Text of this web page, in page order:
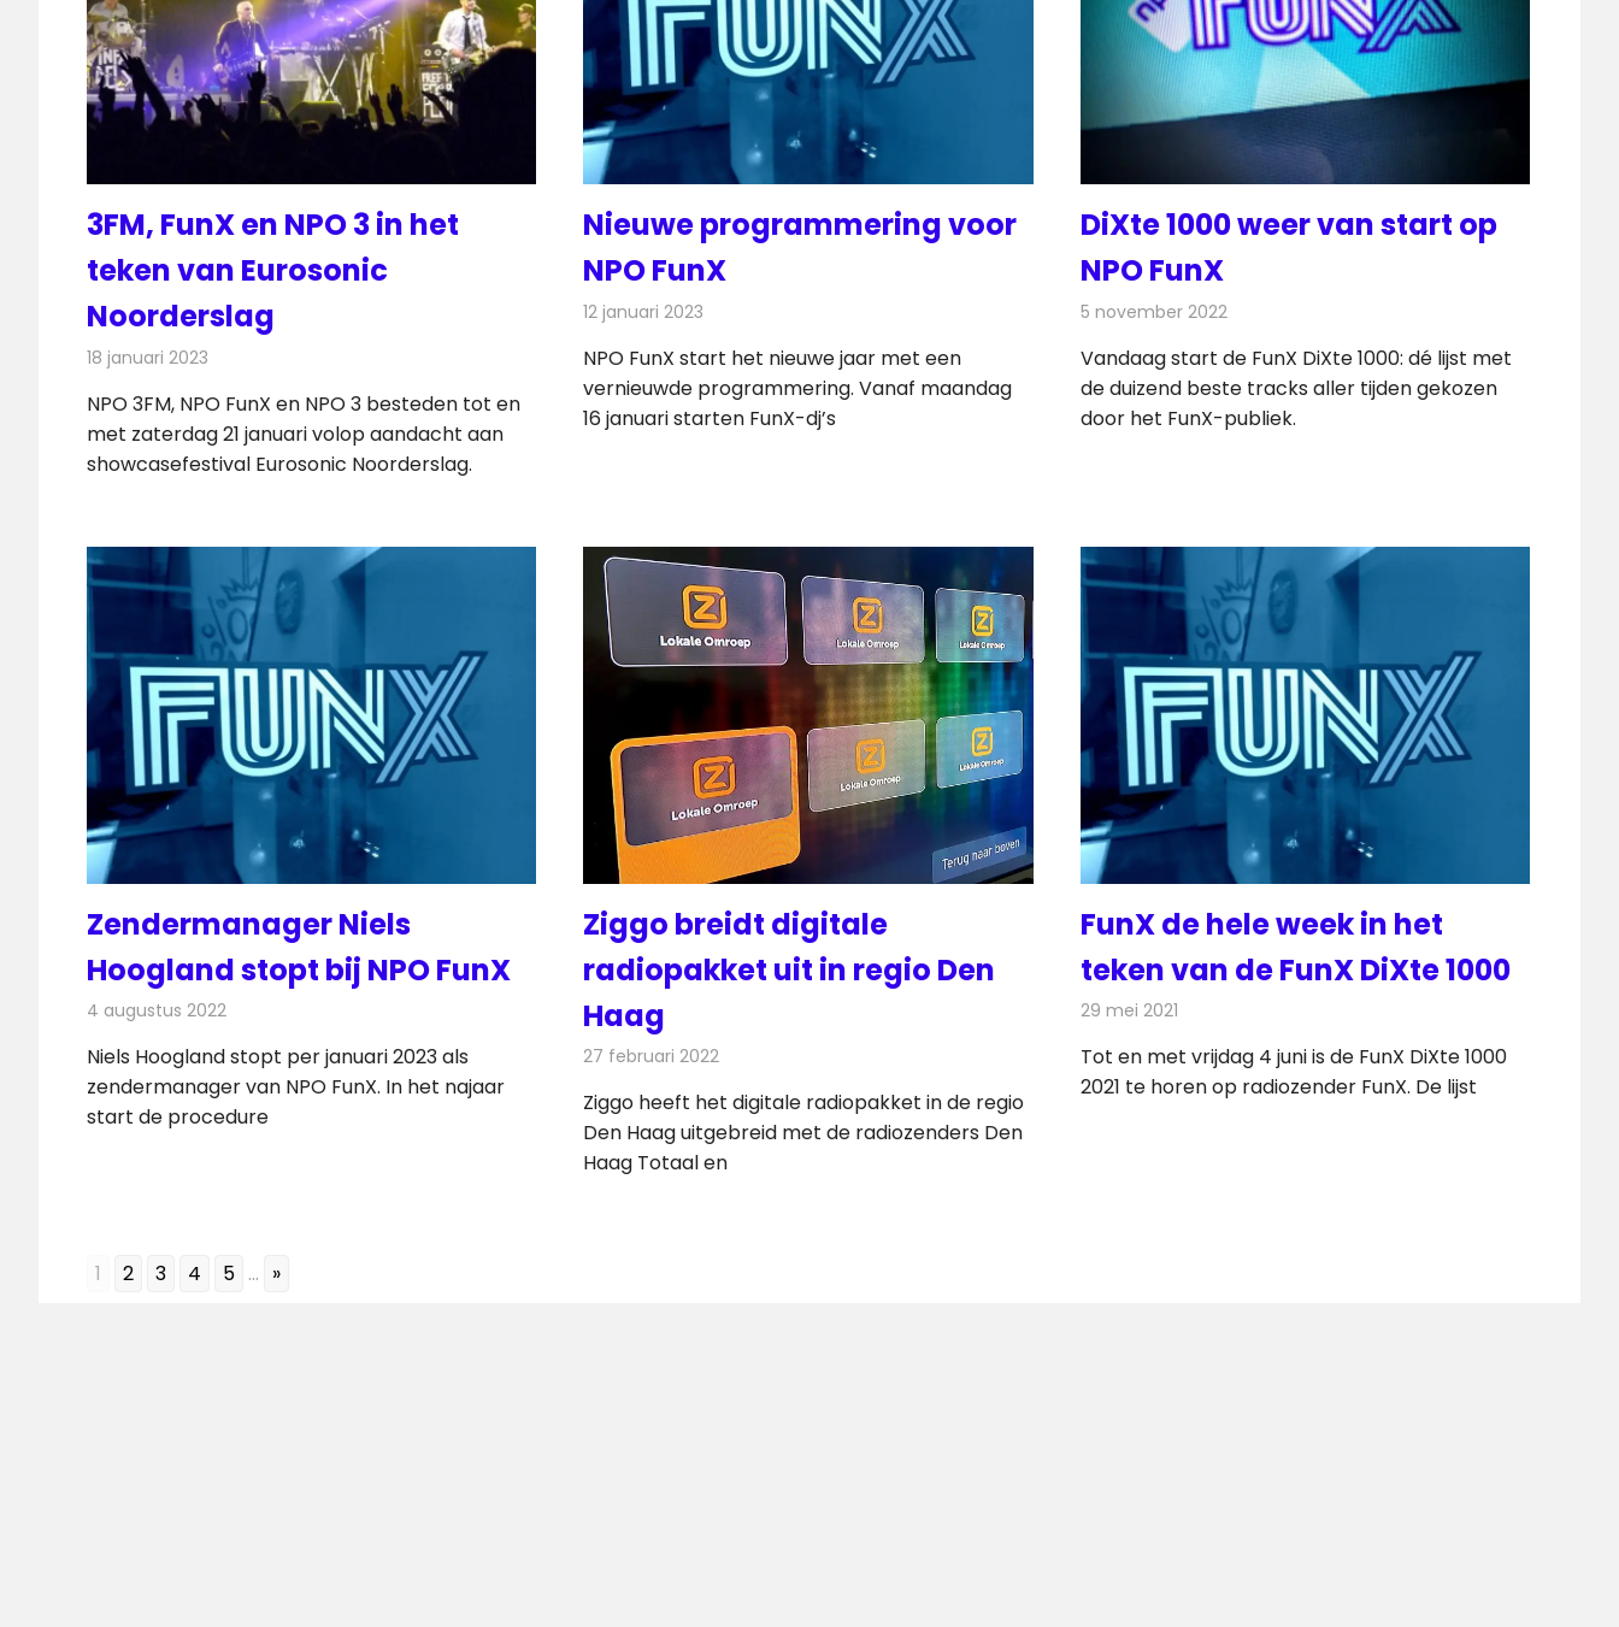
3FM, FunX en NPO 3 in het
teken van Eurosonic
Noorderslag
18 januari 2023
NPO 3FM, NPO FunX en NPO 3 besteden tot en
met zaterdag 21 januari volop aandacht aan
showcasefestival Eurosonic Noorderslag.
Nieuwe programmering voor
NPO FunX
12 januari 2023
NPO FunX start het nieuwe jaar met een
vernieuwde programmering. Vanaf maandag
16 januari starten FunX-dj’s
DiXte 1000 weer van start op
NPO FunX
5 november 2022Redactie
Radionieuws
Vandaag start de FunX DiXte 1000: dé lijst met
de duizend beste tracks aller tijden gekozen
door het FunX-publiek.
Zendermanager Niels
Hoogland stopt bij NPO FunX
4 augustus 2022
Niels Hoogland stopt per januari 2023 als
zendermanager van NPO FunX. In het najaar
start de procedure
Ziggo breidt digitale
radiopakket uit in regio Den
Haag
27 februari 2022
Ziggo heeft het digitale radiopakket in de regio
Den Haag uitgebreid met de radiozenders Den
Haag Totaal en
FunX de hele week in het
teken van de FunX DiXte 1000
29 mei 2021
Tot en met vrijdag 4 juni is de FunX DiXte 1000
2021 te horen op radiozender FunX. De lijst
1 2 3 4 5 ... »